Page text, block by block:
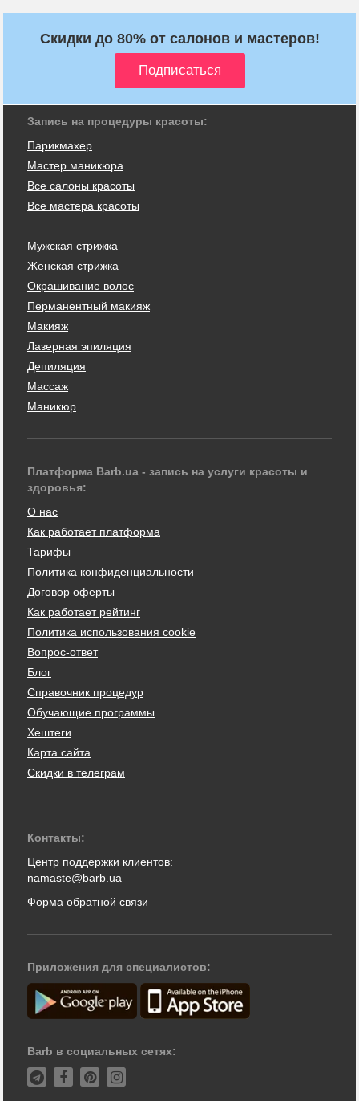
Скидки до 80% от салонов и мастеров!
Запись на процедуры красоты:
Парикмахер
Мастер маникюра
Все салоны красоты
Все мастера красоты
Мужская стрижка
Женская стрижка
Окрашивание волос
Перманентный макияж
Макияж
Лазерная эпиляция
Депиляция
Массаж
Маникюр
Платформа Barb.ua - запись на услуги красоты и
здоровья:
О нас
Как работает платформа
Тарифы
Политика конфиденциальности
Договор оферты
Как работает рейтинг
Политика использования cookie
Вопрос-ответ
Блог
Справочник процедур
Обучающие программы
Хештеги
Карта сайта
Скидки в телеграм
Контакты:
Центр поддержки клиентов:
namaste@barb.ua
Форма обратной связи
Приложения для специалистов:
Barb в социальных сетях: